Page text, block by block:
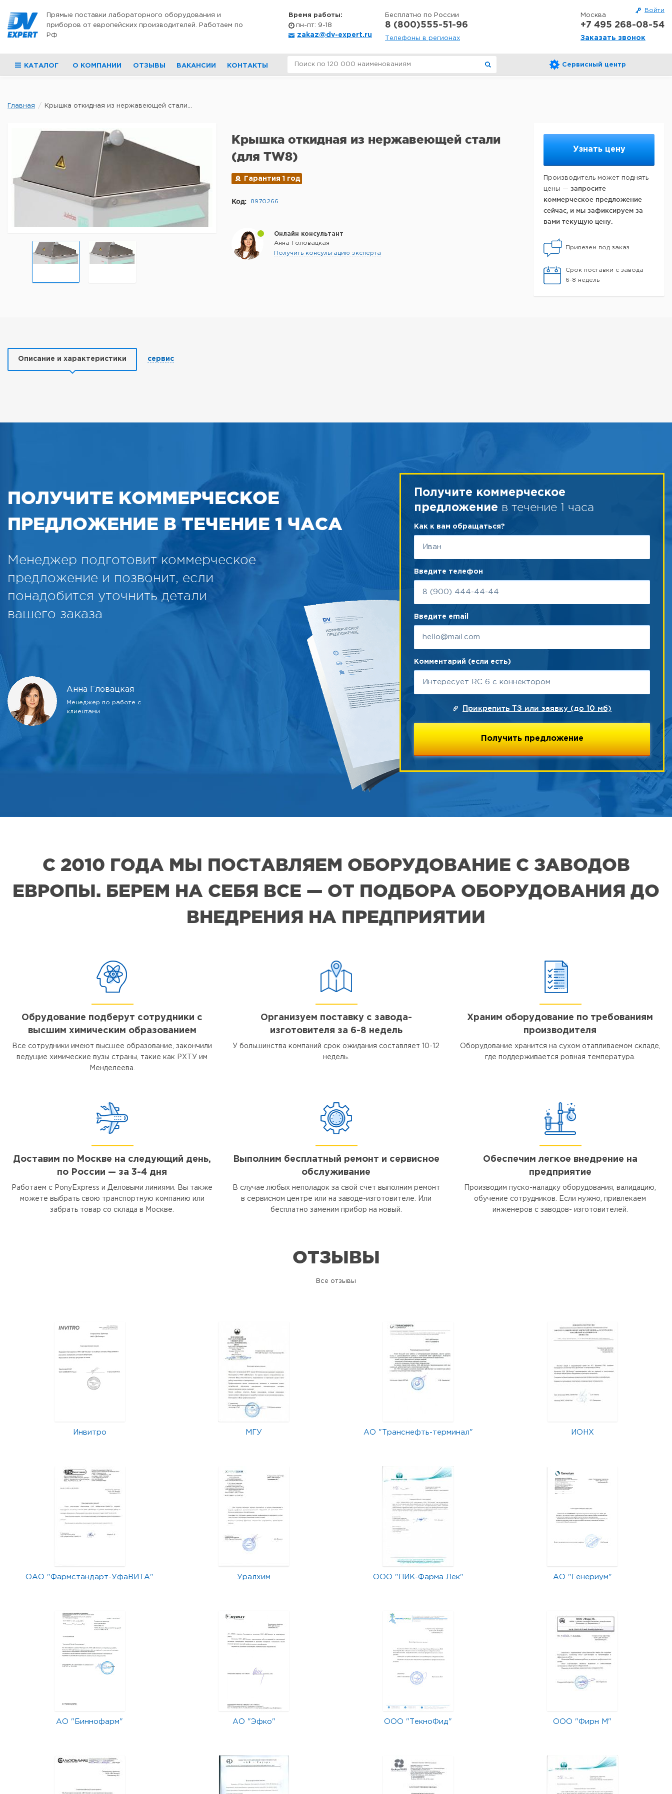
Войти
Прямые поставки лабораторного оборудования и
приборов от европейских производителей. Работаем по
РФ
Время работы:
пн-пт: 9-18
zakaz@dv-expert.ru
Бесплатно по России
8 (800)555-51-96
Телефоны в регионах
Москва
+7 495 268-08-54
Заказать звонок
КАТАЛОГ О КОМПАНИИ ОТЗЫВЫ ВАКАНСИИ КОНТАКТЫ Сервисный центр
Главная Крышка откидная из нержавеющей стали...
Узнать цену
Производитель может поднять
цены — запросите
коммерческое предложение
сейчас, и мы зафиксируем за
вами текущую цену.
Привезем под заказ
Срок поставки с завода
6-8 недель
Крышка откидная из нержавеющей стали
(для TW8)
Гарантия 1 год
Код: 8970266
Онлайн консультант
Анна Головацкая
Получить консультацию эксперта
Описание и характеристики сервис
ПОЛУЧИТЕ КОММЕРЧЕСКОЕ
ПРЕДЛОЖЕНИЕ В ТЕЧЕНИЕ 1 ЧАСА
Менеджер подготовит коммерческое
предложение и позвонит, если
понадобится уточнить детали
вашего заказа
Анна Гловацкая
Менеджер по работе с
клиентами
Получите коммерческое
предложение в течение 1 часа
Как к вам обращаться?
Введите телефон
Введите email
Комментарий (если есть)
Прикрепить ТЗ или заявку (до 10 мб)
С 2010 ГОДА МЫ ПОСТАВЛЯЕМ ОБОРУДОВАНИЕ С ЗАВОДОВ
ЕВРОПЫ. БЕРЕМ НА СЕБЯ ВСЕ — ОТ ПОДБОРА ОБОРУДОВАНИЯ ДО
ВНЕДРЕНИЯ НА ПРЕДПРИЯТИИ
Обрудование подберут сотрудники с
высшим химическим образованием
Все сотрудники имеют высшее образование, закончили
ведущие химические вузы страны, такие как РХТУ им
Менделеева.
Организуем поставку с завода-
изготовителя за 6-8 недель
У большинства компаний срок ожидания составляет 10-12
недель.
Храним оборудование по требованиям
производителя
Оборудование хранится на сухом отапливаемом складе,
где поддерживается ровная температура.
Доставим по Москве на следующий день,
по России — за 3-4 дня
Работаем с PonyExpress и Деловыми линиями. Вы также
можете выбрать свою транспортную компанию или
забрать товар со склада в Москве.
Выполним бесплатный ремонт и сервисное
обслуживание
В случае любых неполадок за свой счет выполним ремонт
в сервисном центре или на заводе-изготовителе. Или
бесплатно заменим прибор на новый.
Обеспечим легкое внедрение на
предприятие
Производим пуско-наладку оборудования, валидацию,
обучение сотрудников. Если нужно, привлекаем
инженеров с заводов- изготовителей.
ОТЗЫВЫ
Все отзывы
Инвитро МГУ АО "Транснефть-терминал" ИОНХ
ОАО "Фармстандарт-УфаВИТА" Уралхим ООО "ПИК-Фарма Лек" АО "Генериум"
АО "Биннофарм" АО "Эфко" ООО "ТекноФид" ООО "Фирн М"